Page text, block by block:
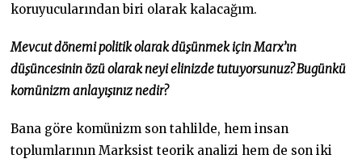
koruyucularından biri olarak kalacağım.
Mevcut dönemi politik olarak düşünmek için Marx’ın
düşüncesinin özü olarak neyi elinizde tutuyorsunuz? Bugünkü
komünizm anlayışınız nedir?
Bana göre komünizm son tahlilde, hem insan
toplumlarının Marksist teorik analizi hem de son iki